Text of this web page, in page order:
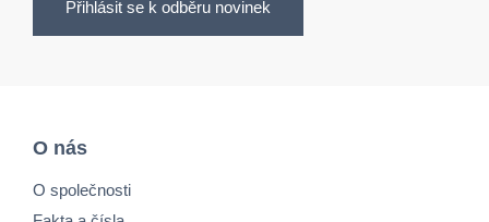
Přihlásit se k odběru novinek
O nás
O společnosti